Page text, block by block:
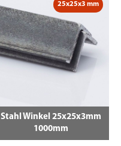
25x25x3 mm
Stahl Winkel 25x25x3mm
1000mm